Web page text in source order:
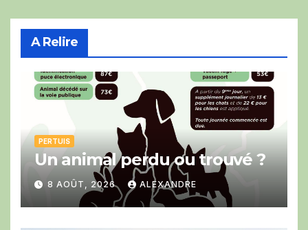
A Relire
PERTUIS
Un animal perdu ou trouvé ?
8 AOÛT, 2026 ALEXANDRE